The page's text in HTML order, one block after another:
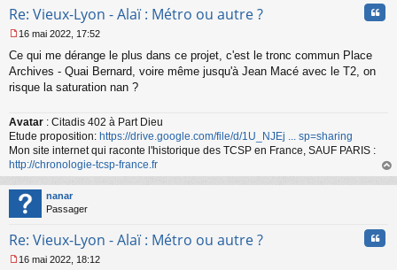
n
u
Re: Vieux-Lyon - Alaï : Métro ou autre ?
e
s
s
e
n
o
n
l
u
16 mai 2022, 17:52
Ce qui me dérange le plus dans ce projet, c'est le tronc commun Place
Archives - Quai Bernard, voire même jusqu'à Jean Macé avec le T2, on
risque la saturation nan ?
Avatar : Citadis 402 à Part Dieu
Etude proposition: https://drive.google.com/file/d/1U_NJEj ... sp=sharing
Mon site internet qui raconte l'historique des TCSP en France, SAUF PARIS :
http://chronologie-tcsp-france.fr
au
nanar
Passager
Re: Vieux-Lyon - Alaï : Métro ou autre ?
16 mai 2022, 18:12